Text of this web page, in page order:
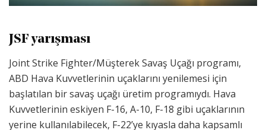
JSF yarışması
Joint Strike Fighter/Müşterek Savaş Uçağı programı,
ABD Hava Kuvvetlerinin uçaklarını yenilemesi için
başlatılan bir savaş uçağı üretim programıydı. Hava
Kuvvetlerinin eskiyen F-16, A-10, F-18 gibi uçaklarının
yerine kullanılabilecek, F-22’ye kıyasla daha kapsamlı